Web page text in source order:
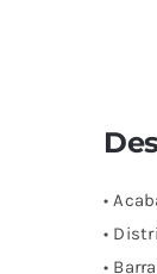
•
•
•